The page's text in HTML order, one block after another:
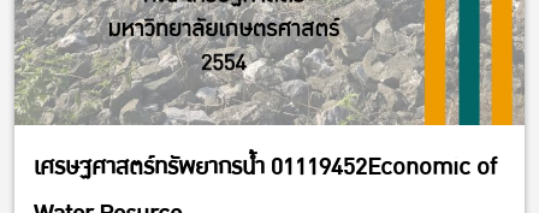
เศรษฐศาสตร์ทรัพยากรน้ำ 01119452Economic of